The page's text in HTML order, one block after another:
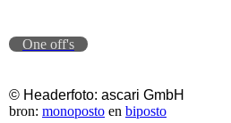
One off's
© Headerfoto: ascari GmbH
bron: monoposto en biposto